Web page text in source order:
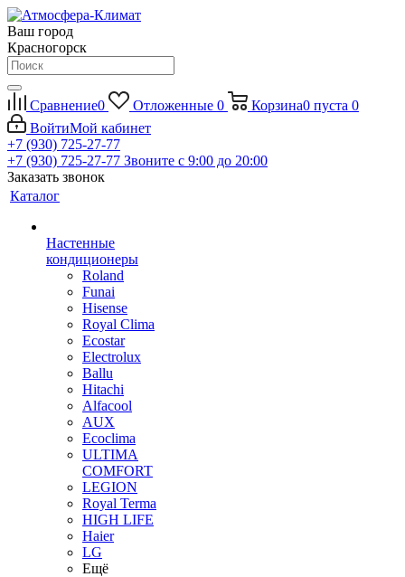
Ваш город
Красногорск
Сравнение0 Отложенные 0 Корзина0 пуста 0
ВойтиМой кабинет
+7 (930) 725-27-77
+7 (930) 725-27-77 Звоните с 9:00 до 20:00
Заказать звонок
Каталог
Настенные
кондиционеры
Roland
Funai
Hisense
Royal Clima
Ecostar
Electrolux
Ballu
Hitachi
Alfacool
AUX
Ecoclima
ULTIMA
COMFORT
LEGION
Royal Terma
HIGH LIFE
Haier
LG
Ещё